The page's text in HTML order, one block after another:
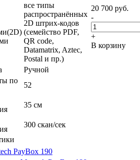
все типы
распространённых
2D штрих-кодов
(семейство PDF,
QR code,
Datamatrix, Aztec,
Postal и пр.)
Ручной
по
52
35 см
300 скан/сек
20 700 руб.
-
+
В корзину
PayBox 190